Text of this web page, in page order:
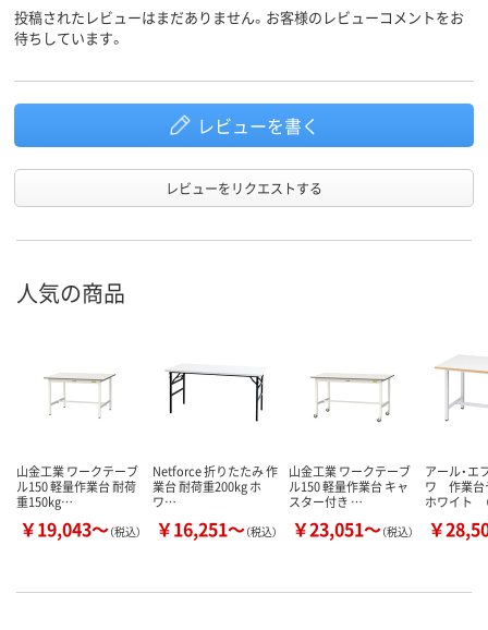
投稿されたレビューはまだありません。お客様のレビューコメントをお
待ちしています。
レビューを書く
レビューをリクエストする
人気の商品
山金工業 ワークテーブ
ル150 軽量作業台 耐荷
重150kg…
￥19,043～（税込）
Netforce 折りたたみ 作
業台 耐荷重200kg ホ
ワ…
￥16,251～（税込）
山金工業 ワークテーブ
ル150 軽量作業台 キャ
スター付き …
￥23,051～（税込）
アール・エ
ワ 作業
ホワイト
￥